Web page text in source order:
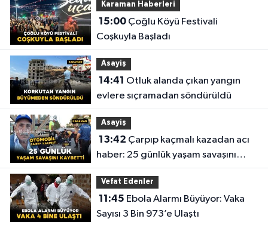
Karaman Haberleri
15:00Çoğlu Köyü Festivali
Coşkuyla Başladı
Asayiş
14:41
evlere sıçramadan söndürüldü
Asayiş
13:42
haber: 25 günlük yaşam savaşını
kaybetti
Vefat Edenler
11:45
Sayısı 3 Bin 973’e Ulaştı